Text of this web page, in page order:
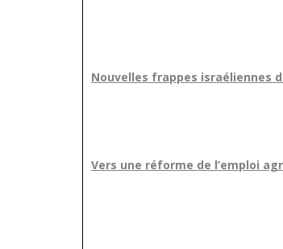
Nouvelles frappes israéliennes
Vers une réforme de l’emploi